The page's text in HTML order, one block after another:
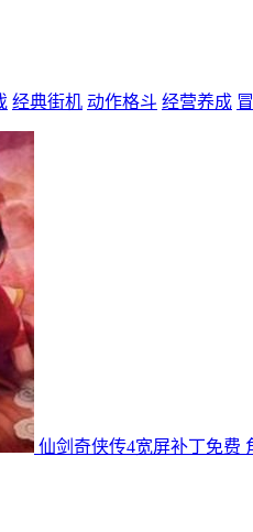
经典街机 动作格斗 经营养成
仙剑奇侠传4宽屏补丁免费